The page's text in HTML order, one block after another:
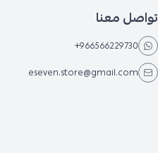
تواصل معنا
+966566229730
eseven.store@gmail.com